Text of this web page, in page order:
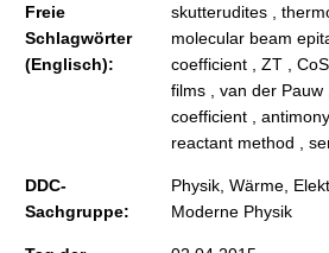
Freie
Schlagwörter
(Englisch):
skutterudites ,
molecular beam
coefficient , ZT ,
films , van der
coefficient ,
reactant method ,
DDC-
Sachgruppe:
Physik, Wärme,
Moderne Physik